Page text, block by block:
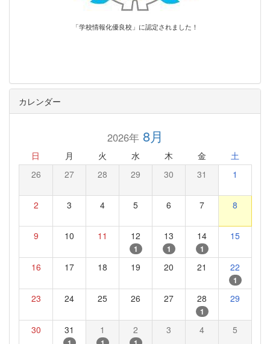
「学校情報化優良校」に認定されました！
カレンダー
2026年8月
日 月 火 水 木 金 土
26 27 28 29 30 31 1
2 3 4 5 6 7 8
9 10 11 12
1
13
1
14
1
15
16 17 18 19 20 21 22
1
23 24 25 26 27 28
1
29
30 31 1 2 3 4 5